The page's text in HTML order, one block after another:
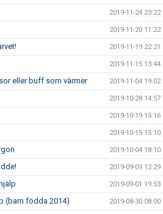
2019-11-24 23:22
2019-11-20 11:22
2019-11-19 22:21
2019-11-15 13:44
eller buff som värmer 2019-11-04 19:02
2019-10-28 14:57
2019-10-19 15:16
2019-10-15 15:10
2019-10-04 18:10
2019-09-09 12:29
2019-09-01 19:53
(barn födda 2014) 2019-08-30 08:00